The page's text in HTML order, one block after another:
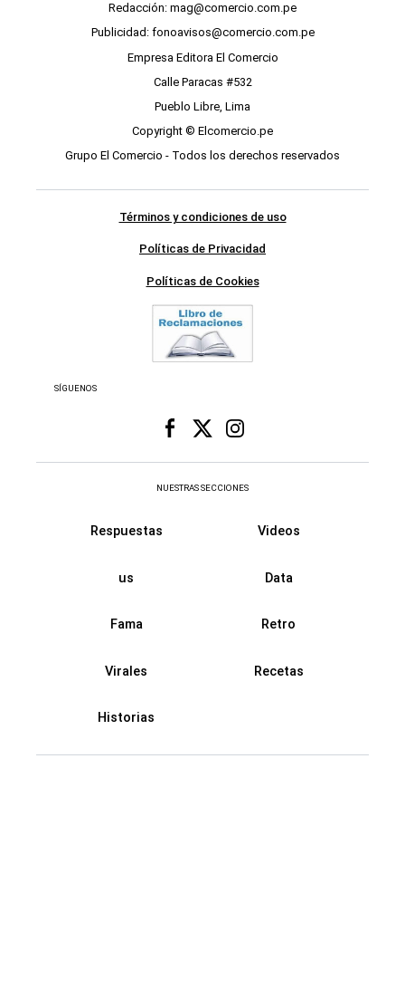
Redacción: mag@comercio.com.pe
Publicidad: fonoavisos@comercio.com.pe
Empresa Editora El Comercio
Calle Paracas #532
Pueblo Libre, Lima
Copyright © Elcomercio.pe
Grupo El Comercio - Todos los derechos reservados
Términos y condiciones de uso
Políticas de Privacidad
Políticas de Cookies
SÍGUENOS
NUESTRAS SECCIONES
Respuestas Videos
us Data
Fama Retro
Virales Recetas
Historias